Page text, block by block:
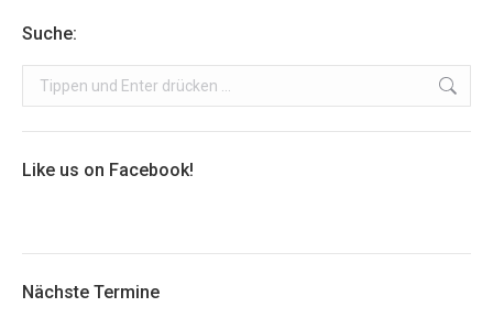
Suche:
Search:
Like us on Facebook!
Nächste Termine